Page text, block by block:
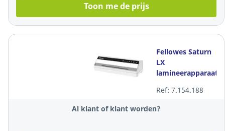
Toon me de prijs
Fellowes Saturn
LX
lamineerapparaat
warmlaminatie,
A4, 125 micron
Ref: 7.154.188
Al klant of klant worden?